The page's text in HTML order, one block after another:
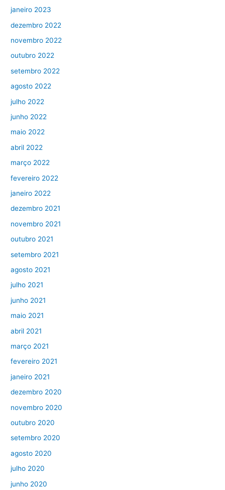
janeiro 2023
dezembro 2022
novembro 2022
outubro 2022
setembro 2022
agosto 2022
julho 2022
junho 2022
maio 2022
abril 2022
março 2022
fevereiro 2022
janeiro 2022
dezembro 2021
novembro 2021
outubro 2021
setembro 2021
agosto 2021
julho 2021
junho 2021
maio 2021
abril 2021
março 2021
fevereiro 2021
janeiro 2021
dezembro 2020
novembro 2020
outubro 2020
setembro 2020
agosto 2020
julho 2020
junho 2020